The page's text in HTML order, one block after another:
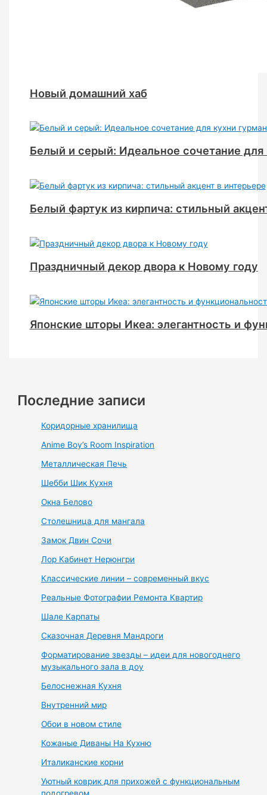
Новый домашний хаб
Белый и серый: Идеальное сочетание для
Белый фартук из кирпича: стильный
Праздничный декор двора к Новому году
Японские шторы Икеа: элегантность и
Последние записи
Коридорные хранилища
Anime Boy’s Room Inspiration
Металлическая Печь
Шебби Шик Кухня
Окна Белово
Столешница для мангала
Замок Двин Сочи
Лор Кабинет Нерюнгри
Классические линии – современный вкус
Реальные Фотографии Ремонта Квартир
Шале Карпаты
Сказочная Деревня Мандроги
Форматирование звезды – идеи для новогоднего
музыкального зала в доу
Белоснежная Кухня
Внутренний мир
Обои в новом стиле
Кожаные Диваны На Кухню
Италиканские корни
Уютный коврик для прихожей с функциональным